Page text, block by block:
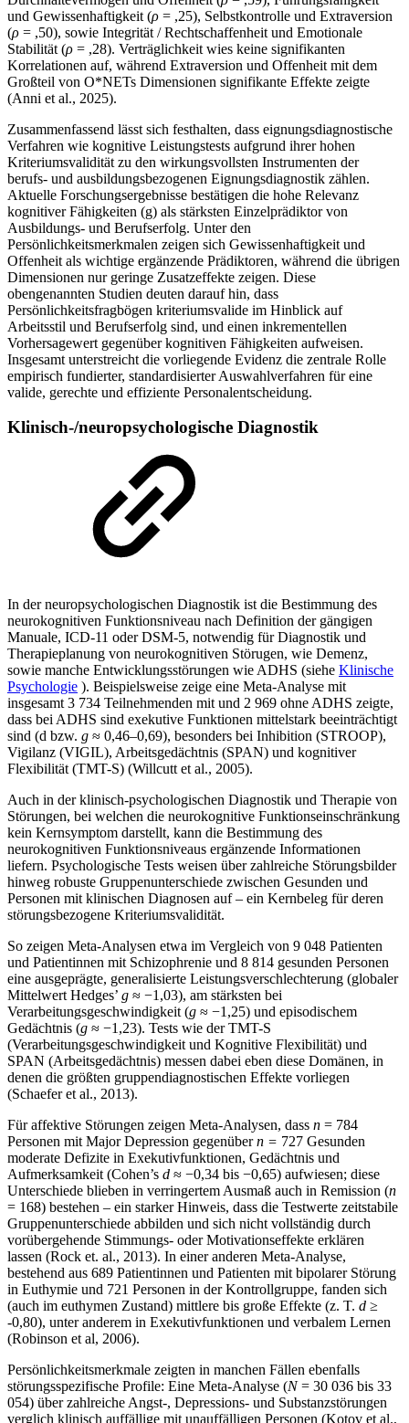
und Gewissenhaftigkeit (ρ = ,25), Selbstkontrolle und Extraversion
(ρ = ,50), sowie Integrität / Rechtschaffenheit und Emotionale
Stabilität (ρ = ,28). Verträglichkeit wies keine signifikanten
Korrelationen auf, während Extraversion und Offenheit mit dem
Großteil von O*NETs Dimensionen signifikante Effekte zeigte
(Anni et al., 2025).
Zusammenfassend lässt sich festhalten, dass eignungsdiagnostische
Verfahren wie kognitive Leistungstests aufgrund ihrer hohen
Kriteriumsvalidität zu den wirkungsvollsten Instrumenten der
berufs- und ausbildungsbezogenen Eignungsdiagnostik zählen.
Aktuelle Forschungs­ergebnisse bestätigen die hohe Relevanz
kognitiver Fähigkeiten (g) als stärksten Einzelprädiktor von
Ausbildungs- und Berufserfolg. Unter den
Persönlichkeitsmerkmalen zeigen sich Gewissenhaftigkeit und
Offenheit als wichtige ergänzende Prädiktoren, während die übrigen
Dimensionen nur geringe Zusatzeffekte zeigen. Diese
obengenannten Studien deuten darauf hin, dass
Persönlichkeitsfragbögen kriteriumsvalide im Hinblick auf
Arbeitsstil und Berufserfolg sind, und einen inkrementellen
Vorhersagewert gegenüber kognitiven Fähigkeiten aufweisen.
Insgesamt unterstreicht die vorliegende Evidenz die zentrale Rolle
empirisch fundierter, standardisierter Auswahlverfahren für eine
valide, gerechte und effiziente Personalentscheidung.
Klinisch-/neuropsychologische Diagnostik
In der neuropsychologischen Diagnostik ist die Bestimmung des
neurokognitiven Funktionsniveau nach Definition der gängigen
Manuale, ICD-11 oder DSM-5, notwendig für Diagnostik und
Therapieplanung von neurokognitiven Störugen, wie Demenz,
sowie manche Entwicklungsstörungen wie ADHS (siehe Klinische
Psychologie ). Beispielsweise zeige eine Meta-Analyse mit
insgesamt 3 734 Teilnehmenden mit und 2 969 ohne ADHS zeigte,
dass bei ADHS sind exekutive Funktionen mittelstark beeinträchtigt
sind (d bzw. g ≈ 0,46–0,69), besonders bei Inhibition (STROOP),
Vigilanz (VIGIL), Arbeitsgedächtnis (SPAN) und kognitiver
Flexibilität (TMT-S) (Willcutt et al., 2005).
Auch in der klinisch-psychologischen Diagnostik und Therapie von
Störungen, bei welchen die neurokognitive Funktionseinschränkung
kein Kernsymptom darstellt, kann die Bestimmung des
neurokognitiven Funktionsniveaus ergänzende Informationen
liefern. Psychologische Tests weisen über zahlreiche Störungsbilder
hinweg robuste Gruppenunterschiede zwischen Gesunden und
Personen mit klinischen Diagnosen auf – ein Kernbeleg für deren
störungsbezogene Kriteriumsvalidität.
So zeigen Meta-Analysen etwa im Vergleich von 9 048 Patienten
und Patientinnen mit Schizophrenie und 8 814 gesunden Personen
eine ausgeprägte, generalisierte Leistungs­verschlechterung (globaler
Mittelwert Hedges’ g ≈ −1,03), am stärksten bei
Verarbeitungsgeschwindigkeit (g ≈ −1,25) und episodischem
Gedächtnis (g ≈ −1,23). Tests wie der TMT-S
(Verarbeitungsgeschwindigkeit und Kognitive Flexibilität) und
SPAN (Arbeitsgedächtnis) messen dabei eben diese Domänen, in
denen die größten gruppendiagnostischen Effekte vorliegen
(Schaefer et al., 2013).
Für affektive Störungen zeigen Meta-Analysen, dass n = 784
Personen mit Major Depression gegenübern = 727 Gesunden
moderate Defizite in Exekutivfunktionen, Gedächtnis und
Aufmerksamkeit (Cohen’s d ≈ −0,34 bis −0,65) aufwiesen; diese
Unterschiede blieben in verringertem Ausmaß auch in Remission (n
= 168) bestehen – ein starker Hinweis, dass die Testwerte zeitstabile
Gruppenunterschiede abbilden und sich nicht vollständig durch
vorübergehende Stimmungs- oder Motivationseffekte erklären
lassen (Rock et. al., 2013). In einer anderen Meta-Analyse,
bestehend aus 689 Patientinnen und Patienten mit bipolarer Störung
in Euthymie und 721 Personen in der Kontrollgruppe, fanden sich
(auch im euthymen Zustand) mittlere bis große Effekte (z. T. d ≥
-0,80), unter anderem in Exekutivfunktionen und verbalem Lernen
(Robinson et al, 2006).
Persönlichkeitsmerkmale zeigten in manchen Fällen ebenfalls
störungsspezifische Profile: Eine Meta-Analyse (N= 30 036 bis 33
054) über zahlreiche Angst-, Depressions- und Substanzstörungen
verglich klinisch auffällige mit unauffälligen Personen (Kotov et al.,